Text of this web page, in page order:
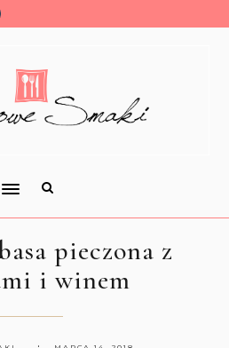
pieczona z
i winem